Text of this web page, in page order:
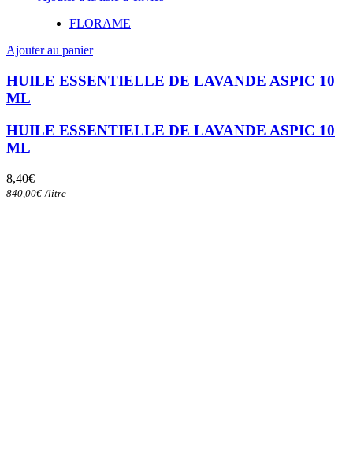
FLORAME
Ajouter au panier
HUILE ESSENTIELLE DE LAVANDE ASPIC 10
ML
HUILE ESSENTIELLE DE LAVANDE ASPIC 10
ML
8,40€
840,00€ /litre